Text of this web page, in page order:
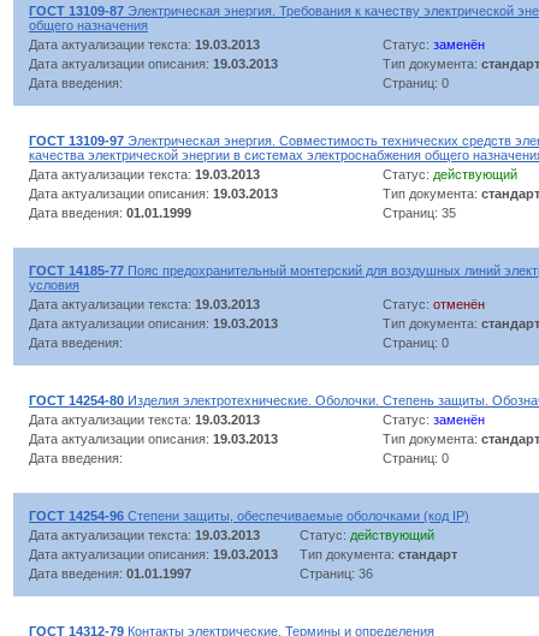
ГОСТ 13109-87 Электрическая энергия. Требования к качеству электрической
общего назначения
Дата актуализации текста: 19.03.2013 Статус: заменён
Дата актуализации описания: 19.03.2013 Тип документа: стандарт
Дата введения:
Страниц: 0
ГОСТ 13109-97 Электрическая энергия. Совместимость технических средств
качества электрической энергии в системах электроснабжения общего
Дата актуализации текста: 19.03.2013 Статус: действующий
Дата актуализации описания: 19.03.2013 Тип документа: стандарт
Дата введения: 01.01.1999 Страниц: 35
ГОСТ 14185-77 Пояс предохранительный монтерский для воздушных линий
условия
Дата актуализации текста: 19.03.2013 Статус: отменён
Дата актуализации описания: 19.03.2013 Тип документа: стандарт
Дата введения:
Страниц: 0
ГОСТ 14254-80 Изделия электротехнические. Оболочки. Степень защиты.
Дата актуализации текста: 19.03.2013 Статус: заменён
Дата актуализации описания: 19.03.2013 Тип документа: стандарт
Дата введения:
Страниц: 0
ГОСТ 14254-96 Степени защиты, обеспечиваемые оболочками (код IP)
Дата актуализации текста: 19.03.2013 Статус: действующий
Дата актуализации описания: 19.03.2013 Тип документа: стандарт
Дата введения: 01.01.1997 Страниц: 36
ГОСТ 14312-79 Контакты электрические. Термины и определения